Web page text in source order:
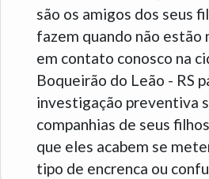
são os amigos dos seus
fazem quando não estão
em contato conosco na
Boqueirão do Leão - RS
investigação preventiva
companhias de seus
que eles acabem se
tipo de encrenca ou